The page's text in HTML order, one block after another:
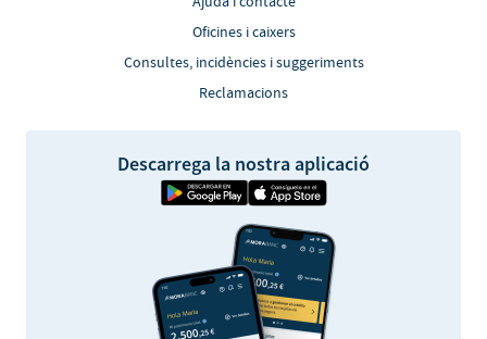
Oficines i caixers
Consultes, incidències i suggeriments
Reclamacions
Descarrega la nostra aplicació